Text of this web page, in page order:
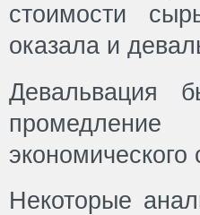
стоимости
оказала и
Девальвация
экономического
Некоторые